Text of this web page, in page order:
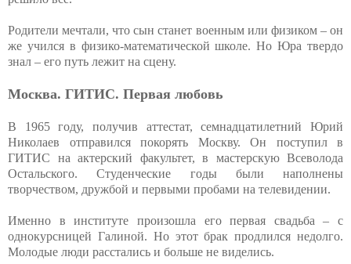
Родители мечтали, что сын станет военным или физиком – он
же учился в физико-математической школе. Но Юра твердо
знал – его путь лежит на сцену.
Москва. ГИТИС. Первая любовь
В 1965 году, получив аттестат, семнадцатилетний Юрий
Николаев отправился покорять Москву. Он поступил в
ГИТИС на актерский факультет, в мастерскую Всеволода
Остальского. Студенческие годы были наполнены
творчеством, дружбой и первыми пробами на телевидении.
Именно в институте произошла его первая свадьба – с
однокурсницей Галиной. Но этот брак продлился недолго.
Молодые люди расстались и больше не виделись.